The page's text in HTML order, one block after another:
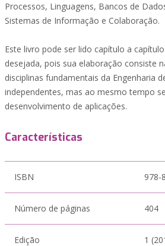
Processos, Linguagens, Bancos de
Sistemas de Informação e Colaboração.
Este livro pode ser lido capítulo a
desejada, pois sua elaboração consiste
disciplinas fundamentais da Engenharia
independentes, mas ao mesmo tempo
desenvolvimento de aplicações.
Características
ISBN 978-
Número de páginas 404
Edição 1